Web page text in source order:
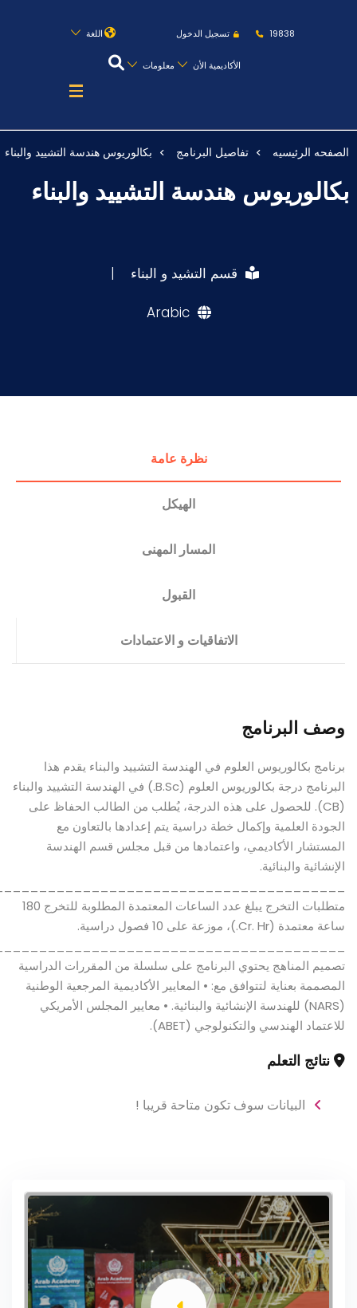
19838 تسجيل الدخول اللغة
الأكاديمية الأن معلومات
عن الأكاديمية
النقل البحري
الدراسات الأكاديمية
المجمعات
الصفحه الرئيسيه تفاصيل البرنامج بكالوريوس هندسة التشييد والبناء
بكالوريوس هندسة التشييد والبناء
قسم التشيد و البناء
Arabic
نظرة عامة
الهيكل
المسار المهنى
القبول
الاتفاقيات و الاعتمادات
وصف البرنامج
برنامج بكالوريوس العلوم في الهندسة التشييد والبناء يقدم هذا
البرنامج درجة بكالوريوس العلوم (B.Sc.) في الهندسة التشييد والبناء
(CB). للحصول على هذه الدرجة، يُطلب من الطالب الحفاظ على
الجودة العلمية وإكمال خطة دراسية يتم إعدادها بالتعاون مع
المستشار الأكاديمي، واعتمادها من قبل مجلس قسم الهندسة
الإنشائية والبنائية.
متطلبات التخرج يبلغ عدد الساعات المعتمدة المطلوبة للتخرج 180
ساعة معتمدة (Cr. Hr.)، موزعة على 10 فصول دراسية.
تصميم المناهج يحتوي البرنامج على سلسلة من المقررات الدراسية
المصممة بعناية لتتوافق مع: • المعايير الأكاديمية المرجعية الوطنية
(NARS) للهندسة الإنشائية والبنائية. • معايير المجلس الأمريكي
للاعتماد الهندسي والتكنولوجي (ABET).
نتائج التعلم
البيانات سوف تكون متاحة قريبا !